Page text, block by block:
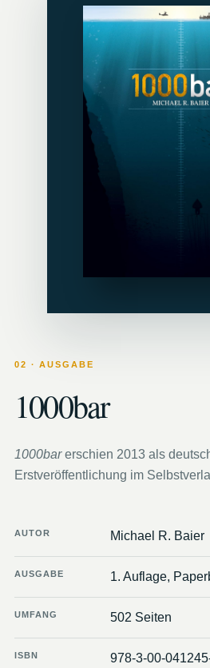
02 · AUSGABE
1000bar
1000barerschien 2013 als
Erstveröffentlichung im
AUTOR Michael R. Baier
AUSGABE 1. Auflage,
UMFANG 502 Seiten
ISBN 978-3-00-